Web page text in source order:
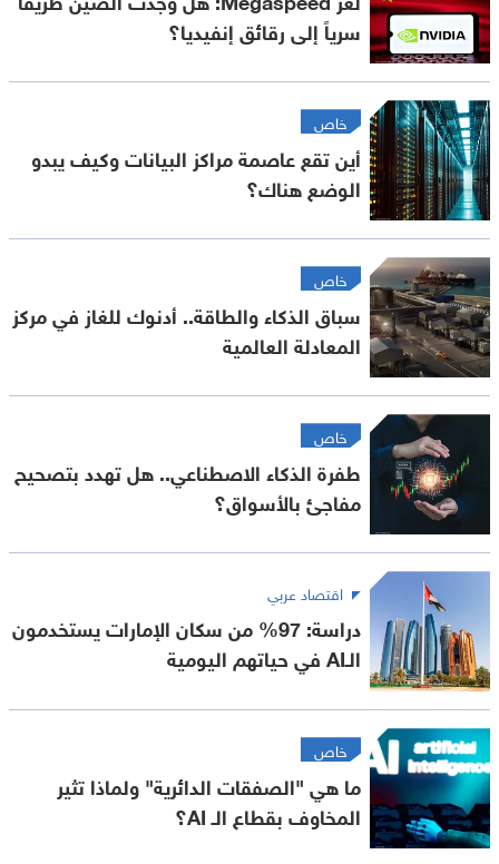
سرياً إلى رقائق إنفيديا؟
خاص
أين تقع عاصمة مراكز البيانات وكيف يبدو
الوضع هناك؟
خاص
سباق الذكاء والطاقة.. أدنوك للغاز في مركز
المعادلة العالمية
خاص
طفرة الذكاء الاصطناعي.. هل تهدد بتصحيح
مفاجئ بالأسواق؟
اقتصاد عربي
دراسة: 97% من سكان الإمارات يستخدمون
الـAI في حياتهم اليومية
خاص
ما هي "الصفقات الدائرية" ولماذا تثير
المخاوف بقطاع الـ AI؟